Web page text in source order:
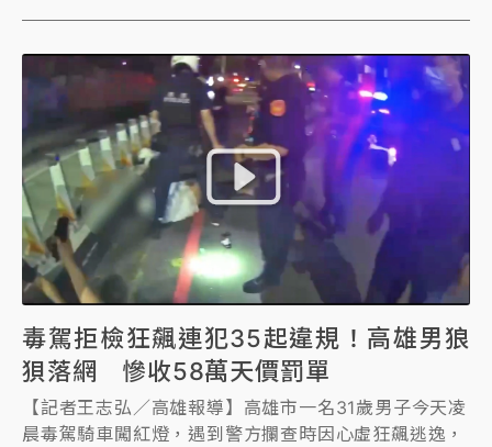
毒駕拒檢狂飆連犯35起違規！高雄男狼
狽落網 慘收58萬天價罰單
【記者王志弘／高雄報導】高雄市一名31歲男子今天凌
晨毒駕騎車闖紅燈，遇到警方攔查時因心虛狂飆逃逸，